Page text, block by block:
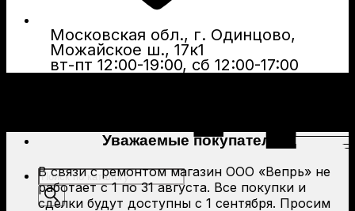
Московская обл., г. Одинцово,
Можайское ш., 17к1
вт-пт 12:00-19:00, сб 12:00-17:00
Поиск
товаров
Уважаемые покупатели!
В связи с ремонтом магазин ООО «Вепрь» не
работает с 1 по 31 августа. Все покупки и
сделки будут доступны с 1 сентября. Просим